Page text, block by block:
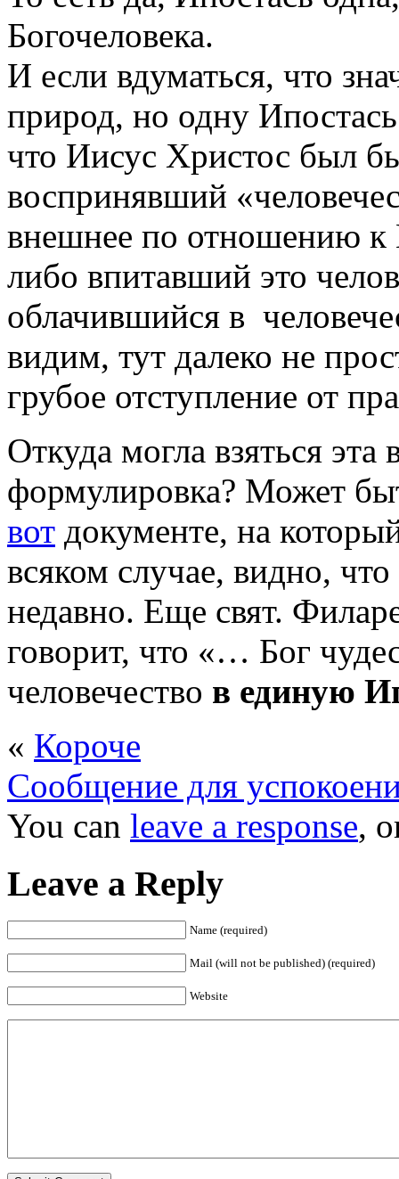
Богочеловека.
И если вдуматься, что
природ, но одну
что Иисус Христос был
воспринявший
внешнее по отношению к
либо впитавший это
облачившийся в
видим, тут далеко не
грубое отступление от
Откуда могла взяться
формулировка? Может
вот документе, на
всяком случае, видно,
недавно. Еще свят.
говорит, что «… Бог
человечество в единую
« Короче
Сообщение для
You can leave a response,
Leave a Reply
Name (required)
Mail (will not be published) (required)
Website